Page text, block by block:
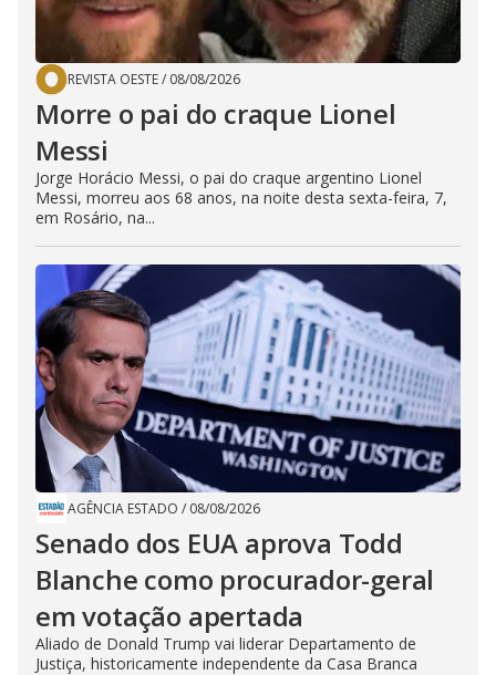
REVISTA OESTE/ 08/08/2026
Morre o pai do craque Lionel
Messi
Jorge Horácio Messi, o pai do craque argentino Lionel
Messi, morreu aos 68 anos, na noite desta sexta-feira, 7,
em Rosário, na...
AGÊNCIA ESTADO / 08/08/2026
Senado dos EUA aprova Todd
Blanche como procurador-geral
em votação apertada
Aliado de Donald Trump vai liderar Departamento de
Justiça, historicamente independente da Casa Branca